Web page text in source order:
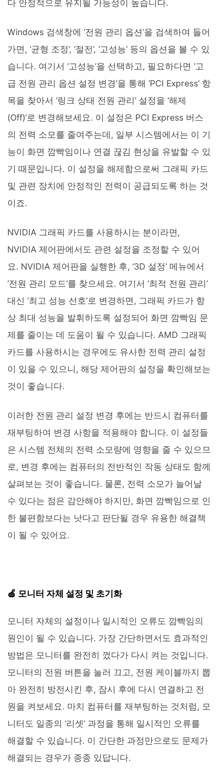
다 안정적으로 유지될 가능성이 높습니다.
Windows 검색창에 ‘전원 관리 옵션’을 검색하여 들어
가면, ‘균형 조정’, ‘절전’, ‘고성능’ 등의 옵션을 볼 수 있
습니다. 여기서 ‘고성능’을 선택하고, 필요하다면 ‘고
급 전원 관리 옵션 설정 변경’을 통해 ‘PCI Express’ 항
목을 찾아서 ‘링크 상태 전원 관리’ 설정을 ‘해제
(Off)’로 변경해보세요. 이 설정은 PCI Express 버스
의 전력 소모를 줄여주는데, 일부 시스템에서는 이 기
능이 화면 깜빡임이나 연결 끊김 현상을 유발할 수 있
기 때문입니다. 이 설정을 해제함으로써 그래픽 카드
및 관련 장치에 안정적인 전력이 공급되도록 하는 것
이죠.
NVIDIA 그래픽 카드를 사용하시는 분이라면,
NVIDIA 제어판에서도 관련 설정을 조정할 수 있어
요. NVIDIA 제어판을 실행한 후, ‘3D 설정’ 메뉴에서
‘전원 관리 모드’를 찾으세요. 여기서 ‘최적 전원 관리’
대신 ‘최고 성능 선호’로 변경하면, 그래픽 카드가 항
상 최대 성능을 발휘하도록 설정되어 화면 깜빡임 문
제를 줄이는 데 도움이 될 수 있습니다. AMD 그래픽
카드를 사용하시는 경우에도 유사한 전력 관리 설정
이 있을 수 있으니, 해당 제어판의 설정을 확인해보는
것이 좋습니다.
이러한 전원 관리 설정 변경 후에는 반드시 컴퓨터를
재부팅하여 변경 사항을 적용해야 합니다. 이 설정들
은 시스템 전체의 전력 소모량에 영향을 줄 수 있으므
로, 변경 후에는 컴퓨터의 전반적인 작동 상태도 함께
살펴보는 것이 좋습니다. 물론, 전력 소모가 늘어날
수 있다는 점은 감안해야 하지만, 화면 깜빡임으로 인
한 불편함보다는 낫다고 판단될 경우 유용한 해결책
이 될 수 있어요.
🍏 모니터 자체 설정 및 초기화
모니터 자체의 설정이나 일시적인 오류도 깜빡임의
원인이 될 수 있습니다. 가장 간단하면서도 효과적인
방법은 모니터를 완전히 껐다가 다시 켜는 것입니다.
모니터의 전원 버튼을 눌러 끄고, 전원 케이블까지 뽑
아 완전히 방전시킨 후, 잠시 후에 다시 연결하고 전
원을 켜보세요. 마치 컴퓨터를 재부팅하는 것처럼, 모
니터도 일종의 ‘리셋’ 과정을 통해 일시적인 오류를
해결할 수 있습니다. 이 간단한 과정만으로도 문제가
해결되는 경우가 종종 있답니다.